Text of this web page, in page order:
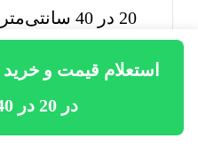
در 20 در 40 سانتی‌متر
20 در 40 سانتی‌متر